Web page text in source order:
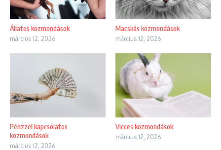
Állatos közmondások
március 12, 2026
Macskás közmondások
március 12, 2026
Pénzzel kapcsolatos
közmondások
március 12, 2026
Vicces közmondások
március 12, 2026